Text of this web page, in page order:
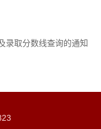
录取分数线查询的通知